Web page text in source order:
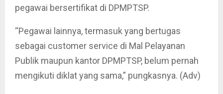
pegawai bersertifikat di DPMPTSP.
“Pegawai lainnya, termasuk yang bertugas
sebagai customer service di Mal Pelayanan
Publik maupun kantor DPMPTSP, belum pernah
mengikuti diklat yang sama,” pungkasnya. (Adv)